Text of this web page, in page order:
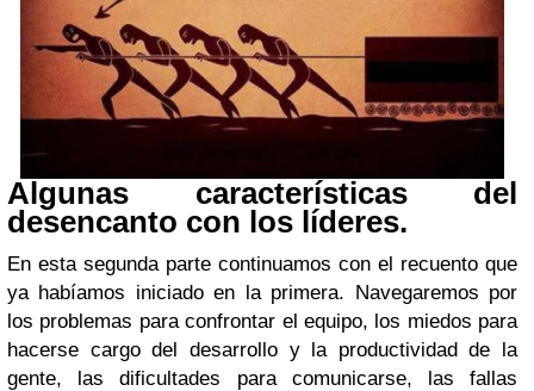
Algunas características del
desencanto con los líderes.
En esta segunda parte continuamos con el recuento que
ya habíamos iniciado en la primera. Navegaremos por
los problemas para confrontar el equipo, los miedos para
hacerse cargo del desarrollo y la productividad de la
gente, las dificultades para comunicarse, las fallas